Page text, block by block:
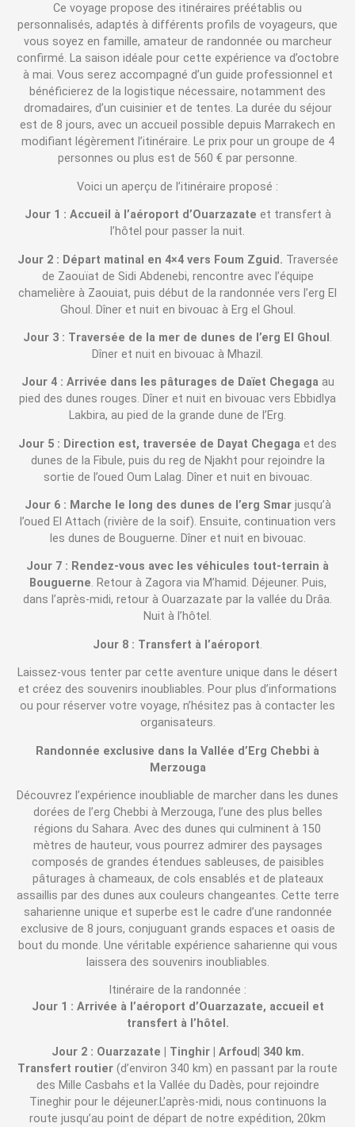
Ce voyage propose des itinéraires préétablis ou
personnalisés, adaptés à différents profils de voyageurs, que
vous soyez en famille, amateur de randonnée ou marcheur
confirmé. La saison idéale pour cette expérience va d’octobre
à mai. Vous serez accompagné d’un guide professionnel et
bénéficierez de la logistique nécessaire, notamment des
dromadaires, d’un cuisinier et de tentes. La durée du séjour
est de 8 jours, avec un accueil possible depuis Marrakech en
modifiant légèrement l’itinéraire. Le prix pour un groupe de 4
personnes ou plus est de 560 € par personne.
Voici un aperçu de l’itinéraire proposé :
Jour 1 : Accueil à l’aéroport d’Ouarzazate et transfert à
l’hôtel pour passer la nuit.
Jour 2 : Départ matinal en 4×4 vers Foum Zguid. Traversée
de Zaouïat de Sidi Abdenebi, rencontre avec l’équipe
chamelière à Zaouiat, puis début de la randonnée vers l’erg El
Ghoul. Dîner et nuit en bivouac à Erg el Ghoul.
Jour 3 : Traversée de la mer de dunes de l’erg El Ghoul .
Dîner et nuit en bivouac à Mhazil.
Jour 4 : Arrivée dans les pâturages de Daïet Chegaga au
pied des dunes rouges. Dîner et nuit en bivouac vers Ebbidlya
Lakbira, au pied de la grande dune de l’Erg.
Jour 5 : Direction est, traversée de Dayat Chegaga et des
dunes de la Fibule, puis du reg de Njakht pour rejoindre la
sortie de l’oued Oum Lalag. Dîner et nuit en bivouac.
Jour 6 : Marche le long des dunes de l’erg Smarjusqu’à
l’oued El Attach (rivière de la soif). Ensuite, continuation vers
les dunes de Bouguerne. Dîner et nuit en bivouac.
Jour 7 : Rendez-vous avec les véhicules tout-terrain à
Bouguerne. Retour à Zagora via M’hamid. Déjeuner. Puis,
dans l’après-midi, retour à Ouarzazate par la vallée du Drâa.
Nuit à l’hôtel.
Jour 8 : Transfert à l’aéroport.
Laissez-vous tenter par cette aventure unique dans le désert
et créez des souvenirs inoubliables. Pour plus d’informations
ou pour réserver votre voyage, n’hésitez pas à contacter les
organisateurs.
Randonnée exclusive dans la Vallée d’Erg Chebbi à
Merzouga
Découvrez l’expérience inoubliable de marcher dans les dunes
dorées de l’erg Chebbi à Merzouga, l’une des plus belles
régions du Sahara. Avec des dunes qui culminent à 150
mètres de hauteur, vous pourrez admirer des paysages
composés de grandes étendues sableuses, de paisibles
pâturages à chameaux, de cols ensablés et de plateaux
assaillis par des dunes aux couleurs changeantes. Cette terre
saharienne unique et superbe est le cadre d’une randonnée
exclusive de 8 jours, conjuguant grands espaces et oasis de
bout du monde. Une véritable expérience saharienne qui vous
laissera des souvenirs inoubliables.
Itinéraire de la randonnée :
Jour 1 : Arrivée à l’aéroport d’Ouarzazate, accueil et
transfert à l’hôtel.
Jour 2 : Ouarzazate | Tinghir | Arfoud| 340 km.
Transfert routier (d’environ 340 km) en passant par la route
des Mille Casbahs et la Vallée du Dadès, pour rejoindre
Tineghir pour le déjeuner.L’après-midi, nous continuons la
route jusqu’au point de départ de notre expédition, 20km